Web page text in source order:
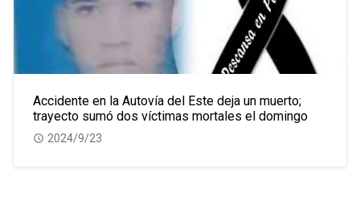
Accidente en la Autovía del Este deja un muerto;
trayecto sumó dos víctimas mortales el domingo
2024/9/23